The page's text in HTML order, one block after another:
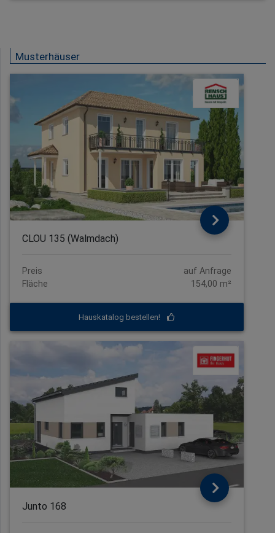
Musterhäuser
CLOU 135 (Walmdach)
Preis
auf Anfrage
Fläche
154,00 m²
Hauskatalog bestellen!
Junto 168